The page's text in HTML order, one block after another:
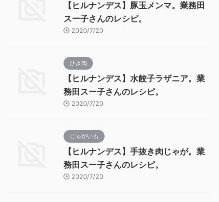
【ヒルナンデス】豚玉メンマ。業務田
スー子さんのレシピ。
2020/7/20
ひき肉
【ヒルナンデス】水餃子ラザニア。業
務田スー子さんのレシピ。
2020/7/20
じゃがいも
【ヒルナンデス】手抜き肉じゃが。業
務田スー子さんのレシピ。
2020/7/20